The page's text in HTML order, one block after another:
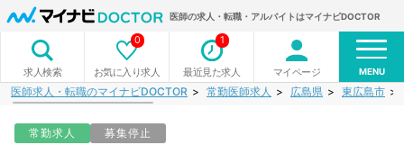
医師の求人・転職・アルバイトはマイナビDOCTOR
求人検索 お気に入り求人
0
最近見た求人
1
マイページ MENU
医師求人・転職のマイナビDOCTOR 常勤医師求人 広島県 東広島市
常勤求人 募集停止